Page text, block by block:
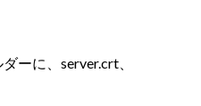
ーに、server.crt、